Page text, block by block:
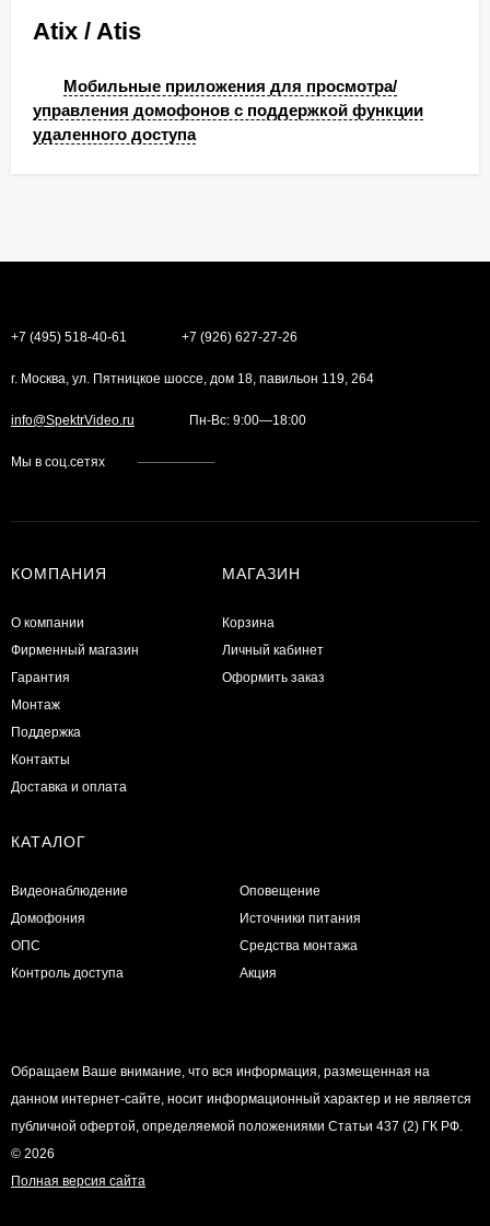
Atix / Atis
Мобильные приложения для просмотра/
управления домофонов с поддержкой функции
удаленного доступа
+7 (495) 518-40-61 +7 (926) 627-27-26
г. Москва, ул. Пятницкое шоссе, дом 18, павильон 119, 264
info@SpektrVideo.ru Пн-Вс: 9:00—18:00
Мы в соц.сетях
КОМПАНИЯ
О компании
Фирменный магазин
Гарантия
Монтаж
Поддержка
Контакты
Доставка и оплата
МАГАЗИН
Корзина
Личный кабинет
Оформить заказ
КАТАЛОГ
Видеонаблюдение
Домофония
ОПС
Контроль доступа
Оповещение
Источники питания
Средства монтажа
Акция
Обращаем Ваше внимание, что вся информация, размещенная на
данном интернет-сайте, носит информационный характер и не является
публичной офертой, определяемой положениями Статьи 437 (2) ГК РФ.
© 2026
Полная версия сайта